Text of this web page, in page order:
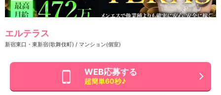
エルテラス
新宿東口・東新宿(歌舞伎町) / マンション(個室)
WEB応募する
超簡単60秒♪